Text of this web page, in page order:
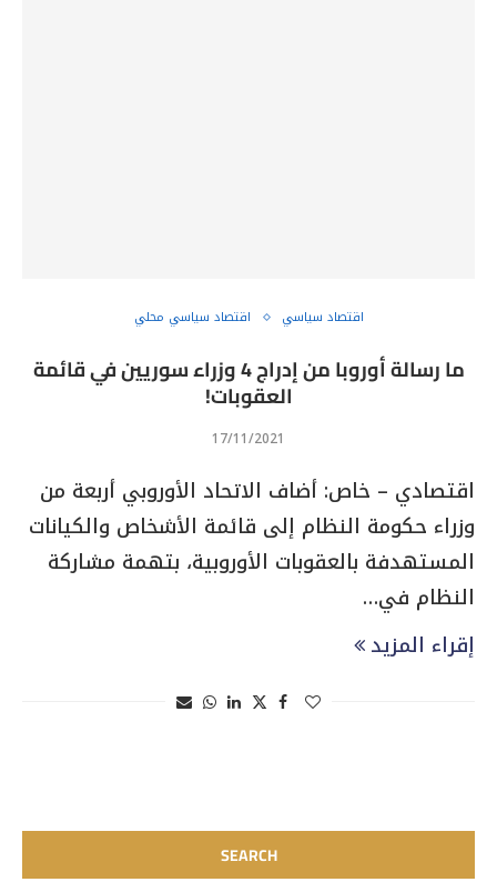
اقتصاد سياسي اقتصاد سياسي محلي
ما رسالة أوروبا من إدراج 4 وزراء سوريين في قائمة
العقوبات!
17/11/2021
اقتصادي – خاص: أضاف الاتحاد الأوروبي أربعة من
وزراء حكومة النظام إلى قائمة الأشخاص والكيانات
المستهدفة بالعقوبات الأوروبية، بتهمة مشاركة
النظام في…
إقراء المزيد
SEARCH